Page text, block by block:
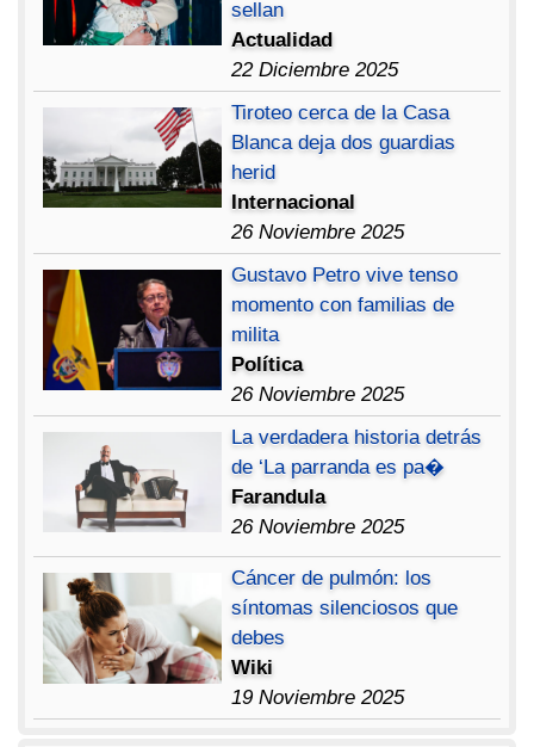
sellan
Actualidad
22 Diciembre 2025
Tiroteo cerca de la Casa
Blanca deja dos guardias
herid
Internacional
26 Noviembre 2025
Gustavo Petro vive tenso
momento con familias de
milita
Política
26 Noviembre 2025
La verdadera historia detrás
de ‘La parranda es pa�
Farandula
26 Noviembre 2025
Cáncer de pulmón: los
síntomas silenciosos que
debes
Wiki
19 Noviembre 2025